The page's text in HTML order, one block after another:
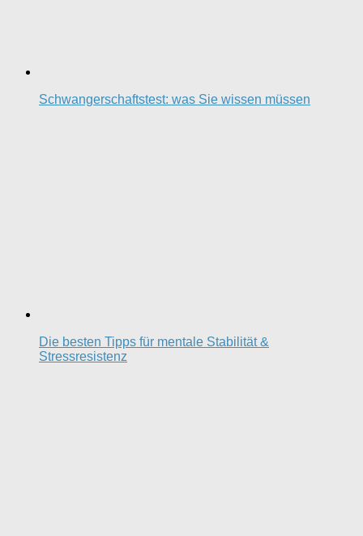
Schwangerschaftstest: was Sie wissen müssen
Die besten Tipps für mentale Stabilität &
Stressresistenz